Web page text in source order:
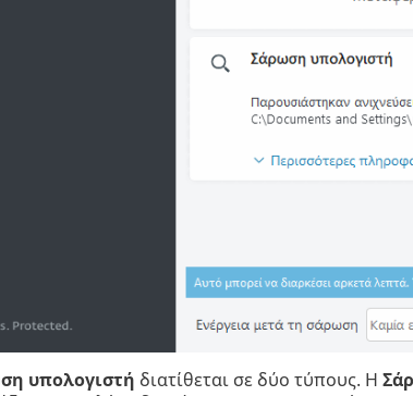
υπολογιστή διατίθεται σε δύο τύπους. Η